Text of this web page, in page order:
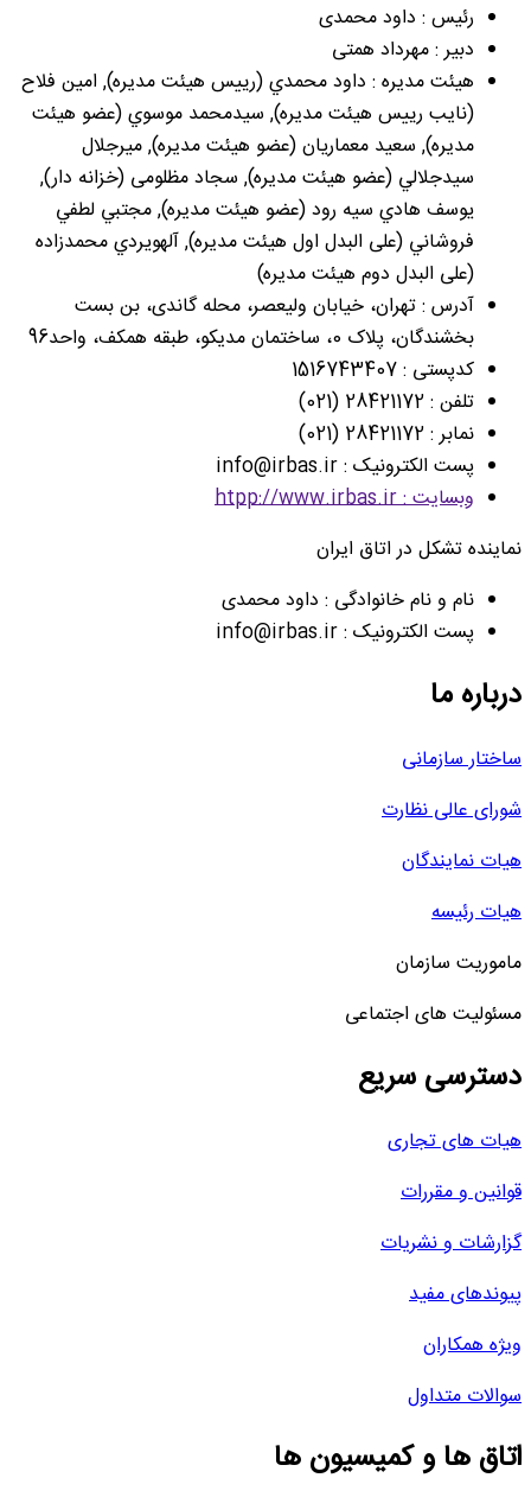
رئیس : داود محمدی
دبیر : مهرداد همتی
هیئت مدیره : داود محمدي (رییس هیئت مدیره), امين فلاح
(نایب رییس هیئت مدیره), سيدمحمد موسوي (عضو هیئت
مدیره), سعيد معماريان (عضو هیئت مدیره), ميرجلال
سيدجلالي (عضو هیئت مدیره), سجاد مظلومی (خزانه دار),
يوسف هادي سيه رود (عضو هیئت مدیره), مجتبي لطفي
فروشاني (علی البدل اول هیئت مدیره), آلهويردي محمدزاده
(علی البدل دوم هیئت مدیره)
آدرس : تهران، خیابان ولیعصر، محله گاندی، بن بست
بخشندگان، پلاک 0، ساختمان مدیکو، طبقه همکف، واحد96
کدپستی : 1516743407
تلفن : 28421172 (021)
نمابر : 28421172 (021)
پست الکترونیک : info@irbas.ir
وبسایت : htpp://www.irbas.ir
نماینده تشکل در اتاق ایران
نام و نام خانوادگی : داود محمدی
پست الکترونیک : info@irbas.ir
درباره ما
ساختار سازمانی
شورای عالی نظارت
هیات نمایندگان
هیات رئیسه
ماموریت سازمان
مسئولیت های اجتماعی
دسترسی سریع
هیات های تجاری
قوانین و مقررات
گزارشات و نشریات
پیوندهای مفید
ویژه همکاران
سوالات متداول
اتاق ها و کمیسیون ها